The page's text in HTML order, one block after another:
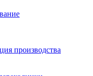
производства